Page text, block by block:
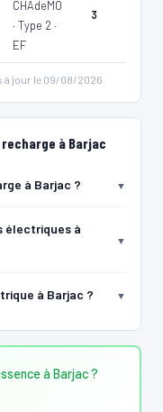
CHAdeMO
· Type 2 ·
EF
3
à jour le 09/08/2026
à Barjac
à Barjac ?
électriques à
à Barjac ?
à Barjac ?